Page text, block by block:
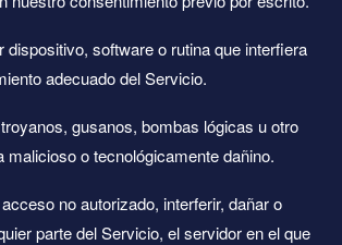
dispositivo, software o rutina que interfiera
adecuado del Servicio.
gusanos, bombas lógicas u otro
malicioso o tecnológicamente dañino.
no autorizado, interferir, dañar o
parte del Servicio, el servidor en el que